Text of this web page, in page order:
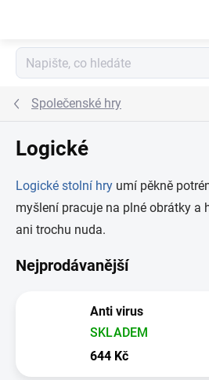
Společenské hry
Logické
Logické stolní hry umí pěkně
myšlení pracuje na plné obrátky a
ani trochu nuda.
Nejprodávanější
Anti virus
SKLADEM
644 Kč